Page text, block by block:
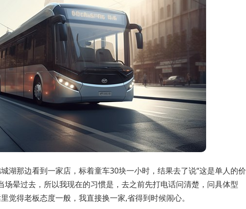
湖那边看到一家店，标着童车30块一小时，结果去了说“这是单人的价
场晕过去，所以我现在的习惯是，去之前先打电话问清楚，问具体型
觉得老板态度一般，我直接换一家,省得到时候闹心。